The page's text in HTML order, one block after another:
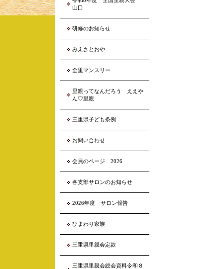
山口
研修のお知らせ
みえさとおや
全里マンスリー
里親ってなんだろう ええや
ん♡里親
三重県子ども条例
お問い合わせ
会員のページ 2026
各支部サロンのお知らせ
2026年度 サロン報告
ひまわり家族
三重県里親会定款
三重県里親会総会資料令和８